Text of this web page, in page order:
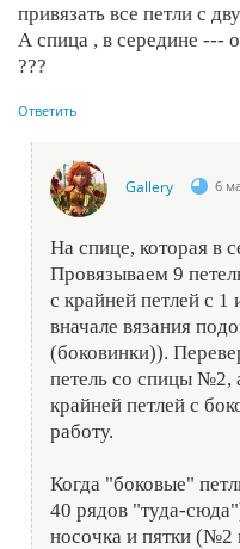
привязать все петли с
А спица , в середине ---
???
Ответить
Gallery 6
На спице, которая в
Провязываем 9
с крайней петлей с
вначале вязания
(боковинки)).
петель со спицы №2,
крайней петлей с
работу.
Когда "боковые"
40 рядов "туда-
носочка и пятки